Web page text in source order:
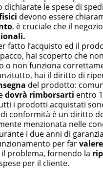
dichiarate le spese di
devono essere
, è cruciale che il
fatto l’acquisto ed il
hai scoperto che
o non funziona
hai il diritto di
del prodotto:
dovrà rimborsarti entro
i prodotti acquistati
conformità è un diritto
menzionata nelle
i due anni di
per far
problema, fornendo la
per il cliente.